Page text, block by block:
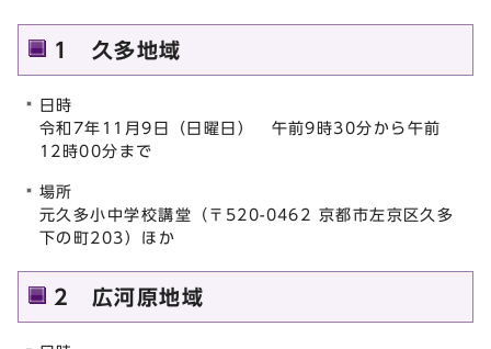
1 久多地域
日時
令和7年11月9日（日曜日） 午前9時30分から午前
12時00分まで
場所
元久多小中学校講堂（〒520-0462 京都市左京区久多
下の町203）ほか
2 広河原地域